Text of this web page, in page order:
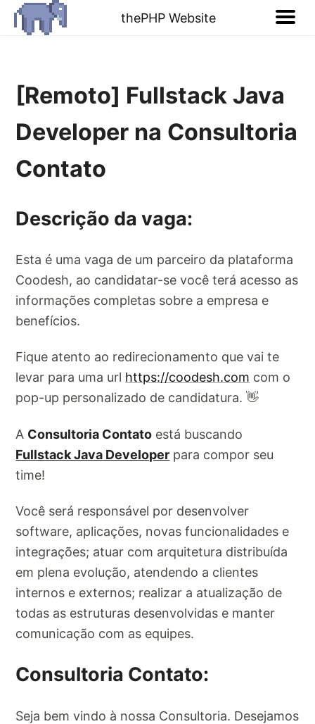
thePHP Website
[Remoto] Fullstack Java
Developer na Consultoria
Contato
Descrição da vaga:
Esta é uma vaga de um parceiro da plataforma
Coodesh, ao candidatar-se você terá acesso as
informações completas sobre a empresa e
benefícios.
Fique atento ao redirecionamento que vai te
levar para uma url https://coodesh.com com o
pop-up personalizado de candidatura. 👋
A Consultoria Contato está buscando
Fullstack Java Developer para compor seu
time!
Você será responsável por desenvolver
software, aplicações, novas funcionalidades e
integrações; atuar com arquitetura distribuída
em plena evolução, atendendo a clientes
internos e externos; realizar a atualização de
todas as estruturas desenvolvidas e manter
comunicação com as equipes.
Consultoria Contato:
Seja bem vindo à nossa Consultoria. Desejamos